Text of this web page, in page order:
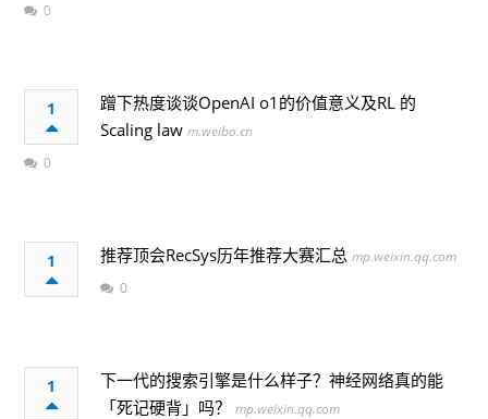
0
1
蹭下热度谈谈OpenAI o1的价值意义及RL 的
Scaling law m.weibo.cn
0
1 推荐顶会RecSys历年推荐大赛汇总 mp.weixin.qq.com
0
1
下一代的搜索引擎是什么样子？神经网络真的能
「死记硬背」吗？
mp.weixin.qq.com